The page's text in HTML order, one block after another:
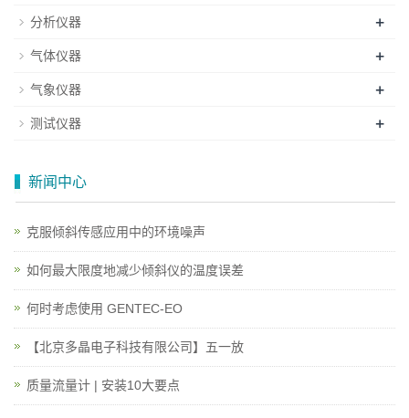
分析仪器 +
气体仪器 +
气象仪器 +
测试仪器 +
新闻中心
克服倾斜传感应用中的环境噪声
如何最大限度地减少倾斜仪的温度误差
何时考虑使用 GENTEC-EO
【北京多晶电子科技有限公司】五一放
质量流量计 | 安装10大要点